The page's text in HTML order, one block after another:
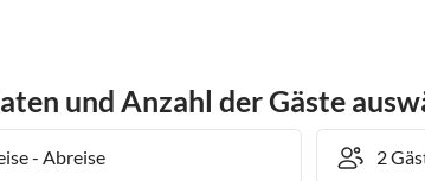
und Anzahl der Gäste
- Abreise